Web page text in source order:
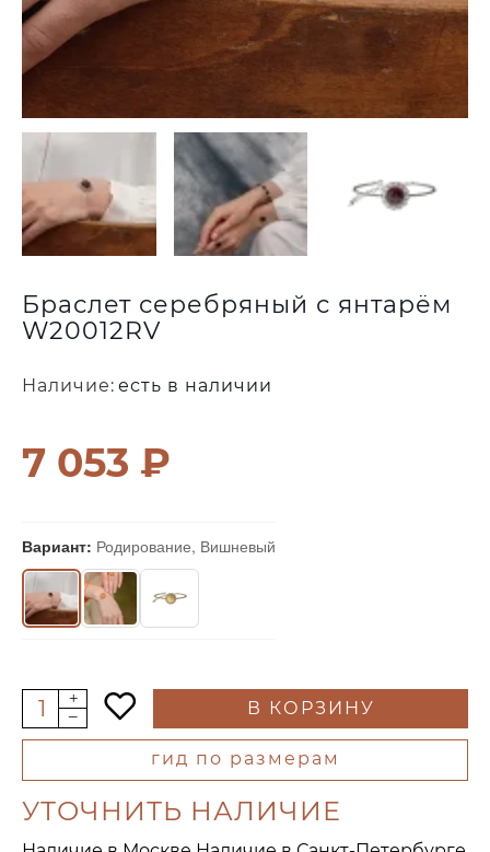
Браслет серебряный с янтарём
W20012RV
7 053 ₽
Вариант: Родирование, Вишневый
Наличие: есть в наличии
В КОРЗИНУ
гид по размерам
УТОЧНИТЬ НАЛИЧИЕ